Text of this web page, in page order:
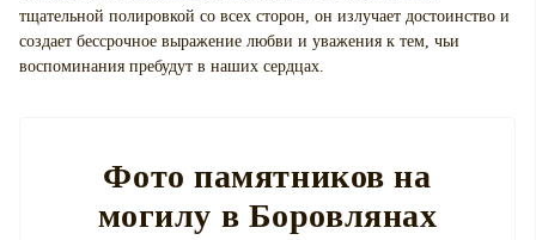
тщательной полировкой со всех сторон, он излучает достоинство и
создает бессрочное выражение любви и уважения к тем, чьи
воспоминания пребудут в наших сердцах.
Фото памятников на
могилу в Боровлянах